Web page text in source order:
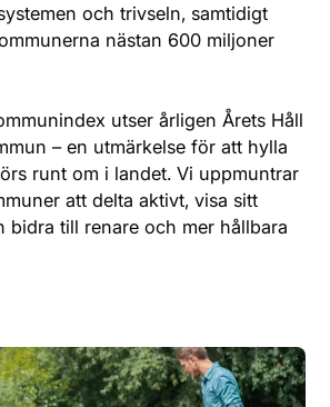
och trivseln, samtidigt
nästan 600 miljoner
utser årligen Årets Håll
– en utmärkelse för att hylla
runt om i landet. Vi uppmuntrar
att delta aktivt, visa sitt
bidra till renare och mer hållbara